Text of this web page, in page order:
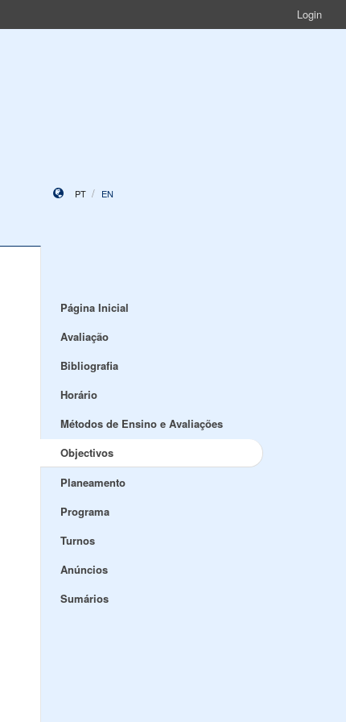
Login
PT EN
Página Inicial
Avaliação
Bibliografia
Horário
Métodos de Ensino e Avaliações
Objectivos
Planeamento
Programa
Turnos
Anúncios
Sumários